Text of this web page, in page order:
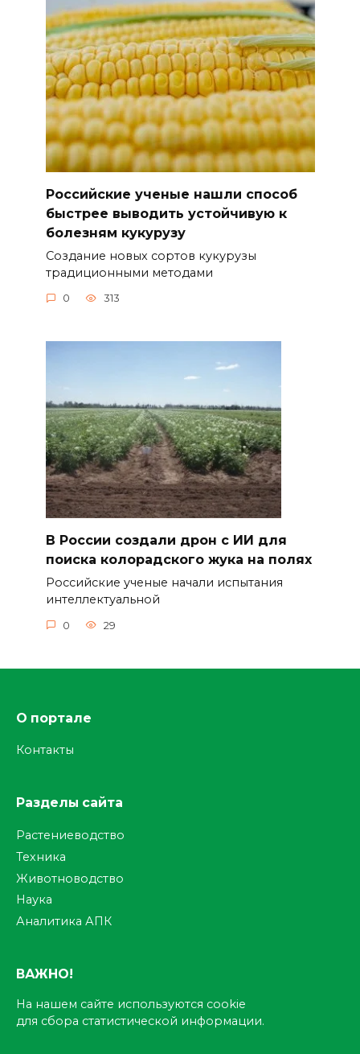
Российские ученые нашли способ
быстрее выводить устойчивую к
болезням кукурузу
Создание новых сортов кукурузы
традиционными методами
0 313
В России создали дрон с ИИ для
поиска колорадского жука на полях
Российские ученые начали испытания
интеллектуальной
0 29
О портале
Контакты
Разделы сайта
Растениеводство
Техника
Животноводство
Наука
Аналитика АПК
ВАЖНО!
На нашем сайте используются cookie
для сбора статистической информации.